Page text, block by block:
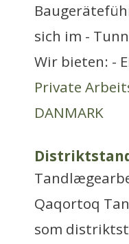
sich im -
Wir bieten: -
Private
DANMARK
Qaqortoq
som